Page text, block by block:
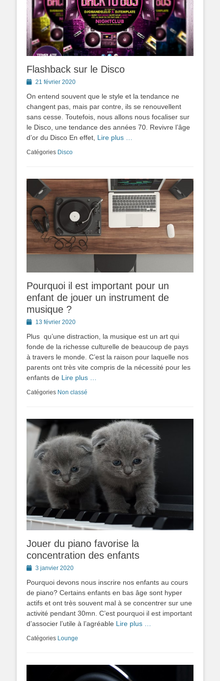
Flashback sur le Disco
Posted21 février 2020
On entend souvent que le style et la tendance ne
changent pas, mais par contre, ils se renouvellent
sans cesse. Toutefois, nous allons nous focaliser sur
le Disco, une tendance des années 70. Revivre l’âge
d’or du Disco En effet, Lire plus …
Catégories Disco
Pourquoi il est important pour un
enfant de jouer un instrument de
musique ?
Posted13 février 2020
Plus qu’une distraction, la musique est un art qui
fonde de la richesse culturelle de beaucoup de pays
à travers le monde. C’est la raison pour laquelle nos
parents ont très vite compris de la nécessité pour les
enfants de Lire plus …
Catégories Non classé
Jouer du piano favorise la
concentration des enfants
Posted3 janvier 2020
Pourquoi devons nous inscrire nos enfants au cours
de piano? Certains enfants en bas âge sont hyper
actifs et ont très souvent mal à se concentrer sur une
activité pendant 30mn. C’est pourquoi il est important
d’associer l’utile à l’agréable Lire plus …
Catégories Lounge